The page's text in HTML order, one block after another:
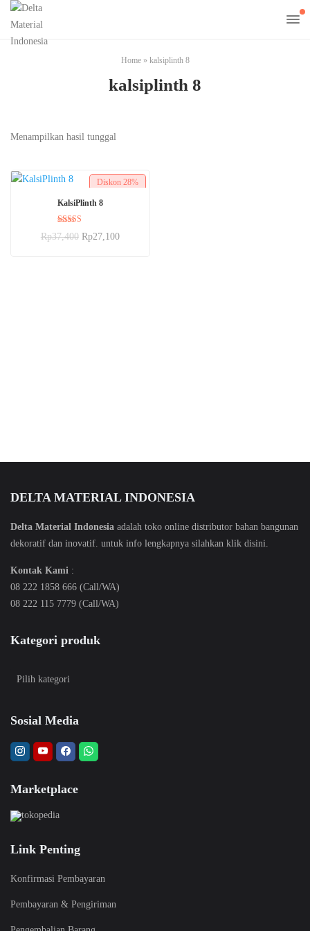
Home» kalsiplinth 8
kalsiplinth 8
Menampilkan hasil tunggal
Diskon 28%
KalsiPlinth 8
Dinilai
5.00
Rp37,400 Rp27,100
DELTA MATERIAL INDONESIA
Delta Material Indonesia adalah toko online distributor bahan bangunan
dekoratif dan inovatif. untuk info lengkapnya silahkan klik disini.
Kontak Kami :
08 222 1858 666 (Call/WA)
08 222 115 7779 (Call/WA)
Kategori produk
Sosial Media
Marketplace
Link Penting
Konfirmasi Pembayaran
Pembayaran & Pengiriman